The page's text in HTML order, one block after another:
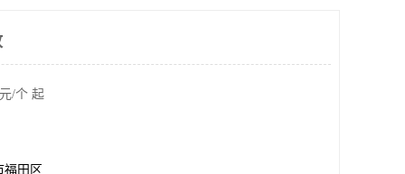
/个 起
福田区